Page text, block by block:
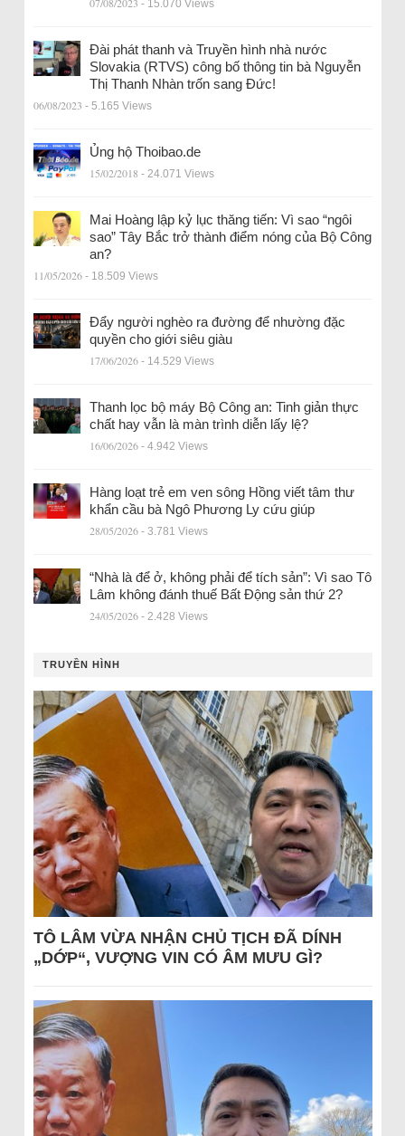
- 15.070 Views
Đài phát thanh và Truyền hình nhà nước
Slovakia (RTVS) công bố thông tin bà Nguyễn
Thị Thanh Nhàn trốn sang Đức!
06/08/2023 - 5.165 Views
Ủng hộ Thoibao.de
15/02/2018 - 24.071 Views
Mai Hoàng lập kỷ lục thăng tiến: Vì sao “ngôi
sao” Tây Bắc trở thành điểm nóng của Bộ Công
an?
11/05/2026 - 18.509 Views
Đẩy người nghèo ra đường để nhường đặc
quyền cho giới siêu giàu
17/06/2026 - 14.529 Views
Thanh lọc bộ máy Bộ Công an: Tinh giản thực
chất hay vẫn là màn trình diễn lấy lệ?
16/06/2026 - 4.942 Views
Hàng loạt trẻ em ven sông Hồng viết tâm thư
khẩn cầu bà Ngô Phương Ly cứu giúp
28/05/2026 - 3.781 Views
“Nhà là để ở, không phải để tích sản”: Vì sao Tô
Lâm không đánh thuế Bất Động sản thứ 2?
24/05/2026 - 2.428 Views
TRUYỀN HÌNH
TÔ LÂM VỪA NHẬN CHỦ TỊCH ĐÃ DÍNH
„DỚP“, VƯỢNG VIN CÓ ÂM MƯU GÌ?